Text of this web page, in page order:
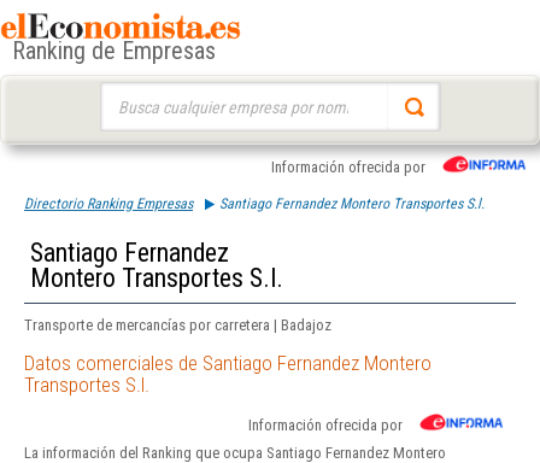
Ranking de Empresas
Información ofrecida por
Directorio Ranking Empresas Santiago Fernandez Montero Transportes S.l.
Santiago Fernandez
Montero Transportes S.l.
Transporte de mercancías por carretera | Badajoz
Datos comerciales de Santiago Fernandez Montero
Transportes S.l.
Información ofrecida por
La información del Ranking que ocupa Santiago Fernandez Montero